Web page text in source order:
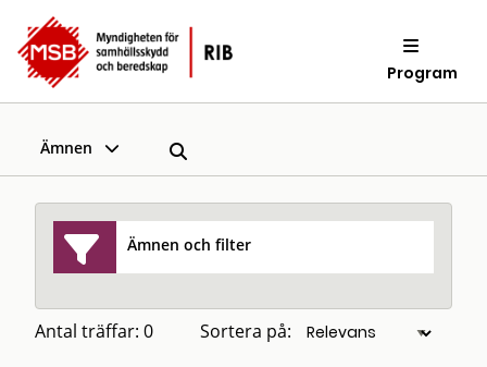
Program
Ämnen
Ämnen och filter
Antal träffar: 0 Sortera på: